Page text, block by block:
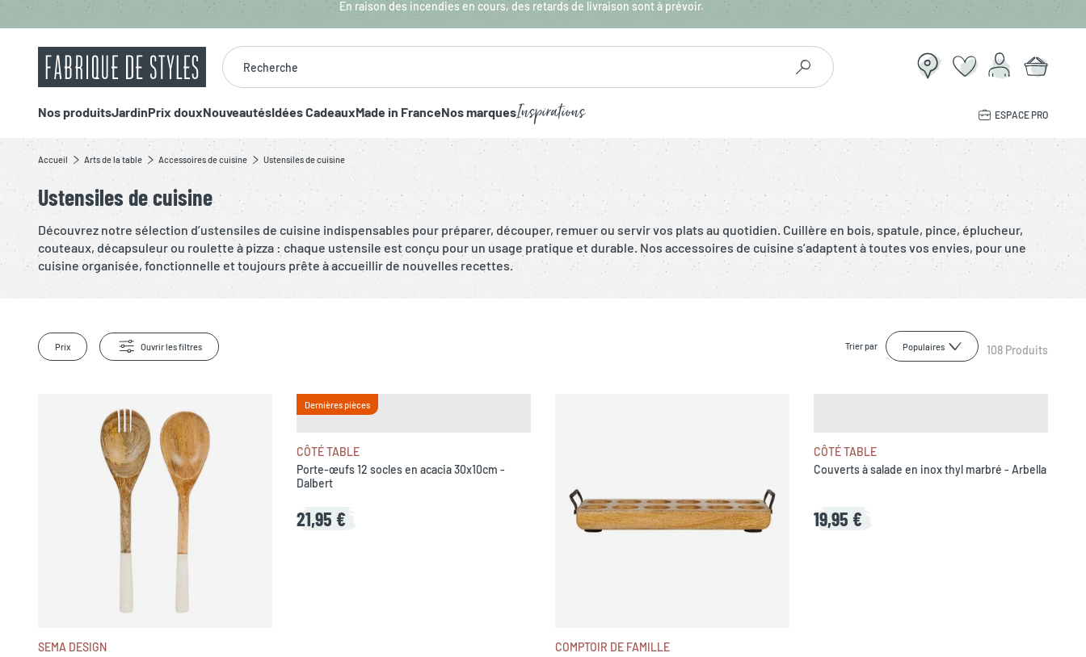
Aller au contenu principal En raison des incendies en cours, des retards de livraison sont à prévoir.
Recherche
Nos produitsJardinPrix douxNouveautésIdées CadeauxMade in FranceNos marquesInspirations ESPACE PRO
Accueil Arts de la table Accessoires de cuisine Ustensiles de cuisine
Ustensiles de cuisine
Découvrez notre sélection d’ustensiles de cuisine indispensables pour préparer, découper, remuer ou servir vos plats au quotidien. Cuillère en bois, spatule, pince, éplucheur,
couteaux, décapsuleur ou roulette à pizza : chaque ustensile est conçu pour un usage pratique et durable. Nos accessoires de cuisine s’adaptent à toutes vos envies, pour une
cuisine organisée, fonctionnelle et toujours prête à accueillir de nouvelles recettes.
Prix Ouvrir les filtres Trier par Populaires 108 Produits
SEMA DESIGN
Dernières pièces
CÔTÉ TABLE
Porte-œufs 12 socles en acacia 30x10cm -
Dalbert
21,95 €
COMPTOIR DE FAMILLE
CÔTÉ TABLE
Couverts à salade en inox thyl marbré - Arbella
19,95 €